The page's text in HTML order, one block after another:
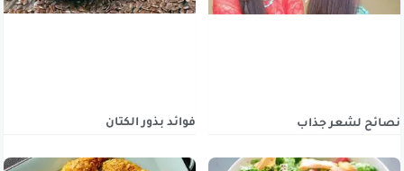
نصائح لشعر جذاب فوائد بذور الكتان